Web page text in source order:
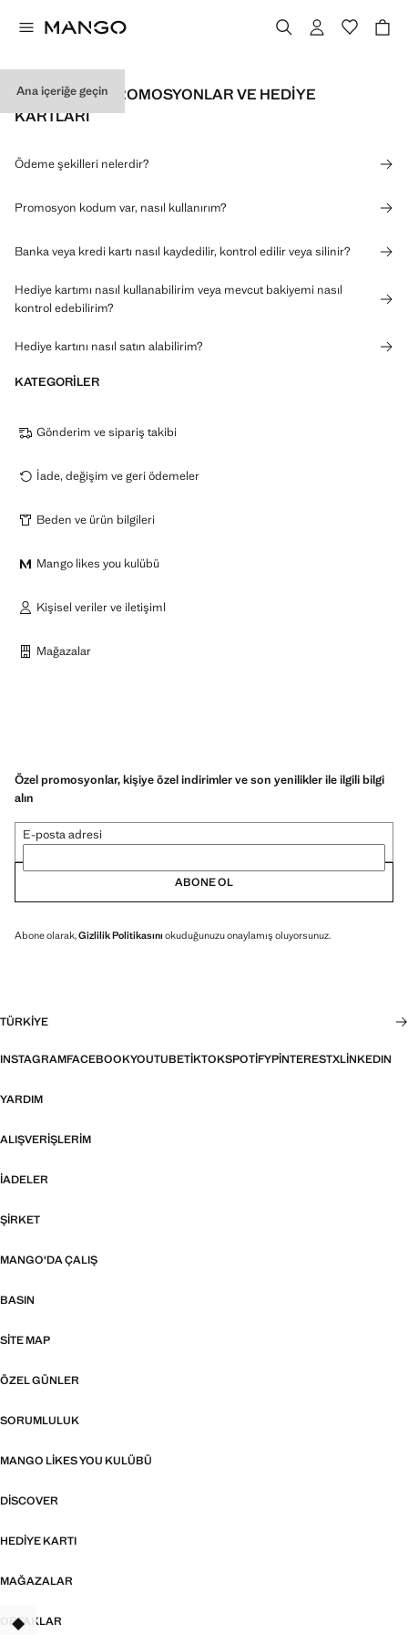
Ana içeriğe geçin
ÖDEMELER, PROMOSYONLAR VE HEDIYE
KARTLARI
Ödeme şekilleri nelerdir?
Promosyon kodum var, nasıl kullanırım?
Banka veya kredi kartı nasıl kaydedilir, kontrol edilir veya silinir?
Hediye kartımı nasıl kullanabilirim veya mevcut bakiyemi nasıl
kontrol edebilirim?
Hediye kartını nasıl satın alabilirim?
KATEGORILER
Gönderim ve sipariş takibi
İade, değişim ve geri ödemeler
Beden ve ürün bilgileri
Mango likes you kulübü
Kişisel veriler ve iletişiml
Mağazalar
Özel promosyonlar, kişiye özel indirimler ve son yenilikler ile ilgili bilgi
alın
E-posta adresi
ABONE OL
Abone olarak,Gizlilik Politikasını okuduğunuzu onaylamış oluyorsunuz.
TÜRKIYE
INSTAGRAMFACEBOOKYOUTUBETIKTOKSPOTIFYPINTERESTXLINKEDIN
YARDIM
ALIŞVERIŞLERIM
İADELER
ŞIRKET
MANGO'DA ÇALIŞ
BASIN
SITE MAP
ÖZEL GÜNLER
SORUMLULUK
MANGO LIKES YOU KULÜBÜ
DISCOVER
HEDIYE KARTI
MAĞAZALAR
ORTAKLAR